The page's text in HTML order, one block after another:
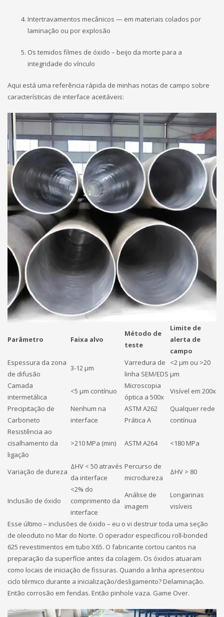
Intertravamentos mecânicos — em materiais colados por
laminação ou por explosão
Os temidos filmes de óxido – beijo da morte para a
integridade do vínculo
Aqui está uma referência rápida de minhas notas de campo sobre
características de interface aceitáveis:
Parâmetro Faixa alvo
Método de
teste
Limite de
alerta de
campo
Espessura da zona
de difusão
3-12 µm
Varredura de
linha SEM/EDS
<2 μm ou >20
µm
Camada
intermetálica
<5 µm contínuo
Microscopia
óptica a 500x
Visível em 200x
Precipitação de
Carboneto
Nenhum na
interface
ASTM A262
Prática A
Qualquer rede
contínua
Resistência ao
cisalhamento da
ligação
>210 MPa (min) ASTM A264 <180 MPa
Variação de dureza
ΔHV < 50 através
da interface
Percurso de
microdureza
ΔHV > 80
Inclusão de óxido
<2% do
comprimento da
interface
Análise de
imagem
Longarinas
visíveis
Esse último – inclusões de óxido – eu o vi destruir toda uma seção
de oleoduto no Mar do Norte. O operador especificou roll-bonded
625 revestimentos em tubo X65. O fabricante cortou cantos na
preparação da superfície antes da colagem. Os óxidos atuaram
como locais de iniciação de fissuras. Quando a linha apresentou
ciclo térmico durante a inicialização/desligamento? Delaminação.
Então corrosão em fendas. Então pinhole vaza. Game Over.